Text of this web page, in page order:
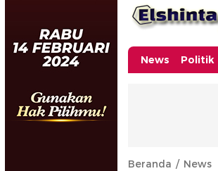
News Politik
Beranda News